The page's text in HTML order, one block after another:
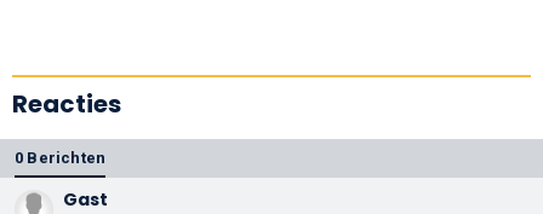
Reacties
0 Berichten
Gast